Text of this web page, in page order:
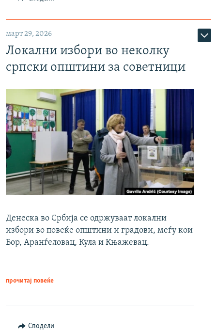
март 29, 2026
Локални избори во неколку
српски општини за советници
Денеска во Србија се одржуваат локални
избори во повеќе општини и градови, меѓу кои
Бор, Аранѓеловац, Кула и Књажевац.
прочитај повеќе
Сподели